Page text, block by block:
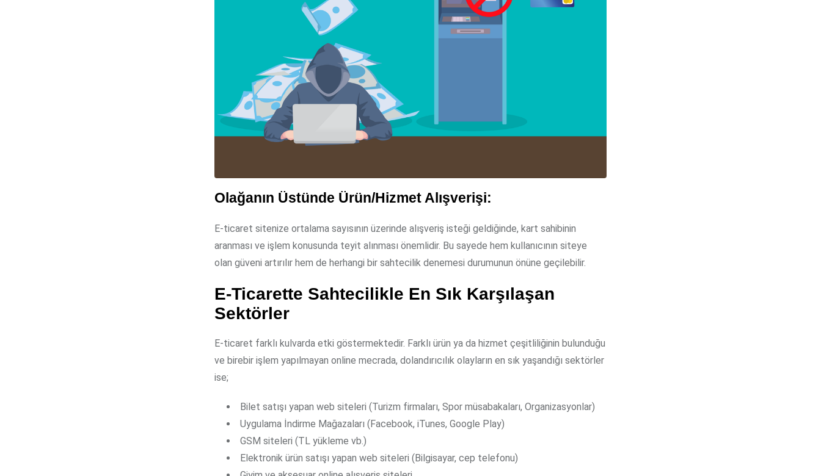
Olağanın Üstünde Ürün/Hizmet Alışverişi:
E-ticaret sitenize ortalama sayısının üzerinde alışveriş isteği geldiğinde, kart sahibinin
aranması ve işlem konusunda teyit alınması önemlidir. Bu sayede hem kullanıcının siteye
olan güveni artırılır hem de herhangi bir sahtecilik denemesi durumunun önüne geçilebilir.
E-Ticarette Sahtecilikle En Sık Karşılaşan
Sektörler
E-ticaret farklı kulvarda etki göstermektedir. Farklı ürün ya da hizmet çeşitliliğinin bulunduğu
ve birebir işlem yapılmayan online mecrada, dolandırıcılık olayların en sık yaşandığı sektörler
ise;
Bilet satışı yapan web siteleri (Turizm firmaları, Spor müsabakaları, Organizasyonlar)
Uygulama İndirme Mağazaları (Facebook, iTunes, Google Play)
GSM siteleri (TL yükleme vb.)
Elektronik ürün satışı yapan web siteleri (Bilgisayar, cep telefonu)